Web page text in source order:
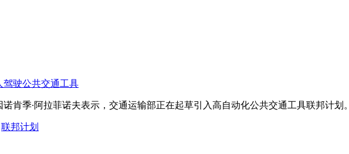
驾驶公共交通工具
肯季∙阿拉菲诺夫表示，交通运输部正在起草引入高自动化公共交通工具联邦计划。
联邦计划